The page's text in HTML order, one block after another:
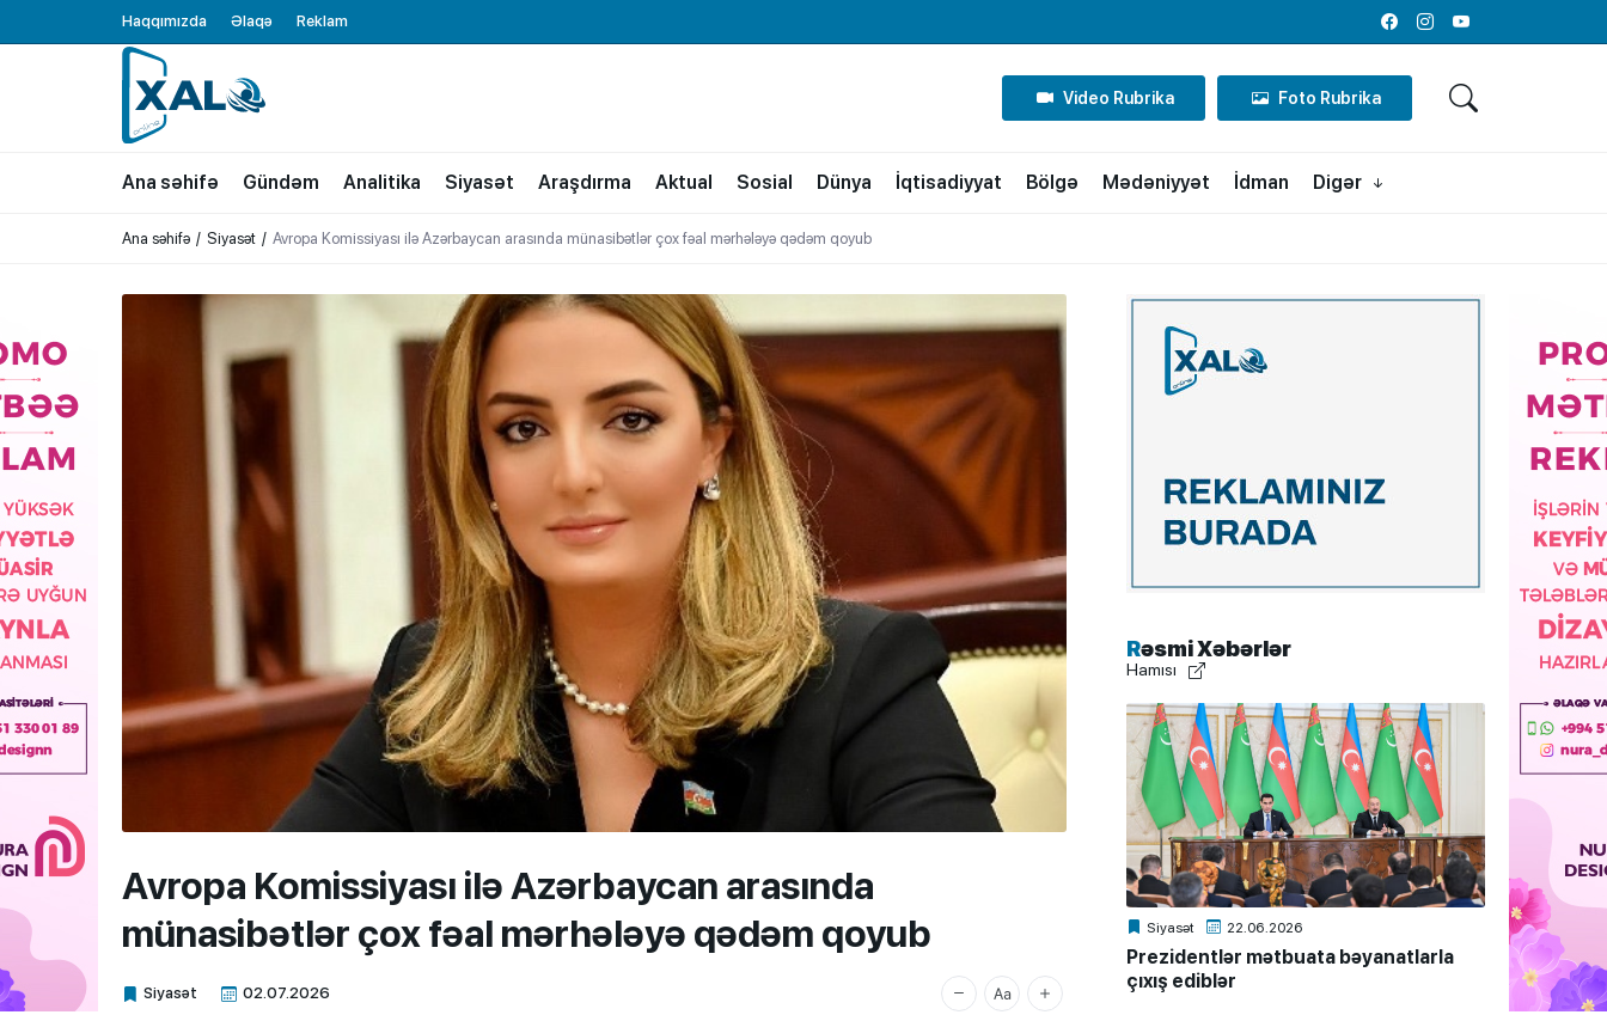
Haqqımızda Əlaqə Reklam
FacebookInstagramYoutube
XALQ.ONLINE
ONLAYN PLATFORMA
Video Rubrika Foto Rubrika
Ana səhifə Gündəm Analitika Siyasət Araşdırma Aktual Sosial Dünya İqtisadiyyat Bölgə Mədəniyyət İdman Digər
Ana səhifə Siyasət Avropa Komissiyası ilə Azərbaycan arasında münasibətlər çox fəal mərhələyə qədəm qoyub
Avropa Komissiyası ilə Azərbaycan arasında
münasibətlər çox fəal mərhələyə qədəm qoyub
Siyasət 02.07.2026
Xalq.Online
Rəsmi Xəbərlər
Hamısı
Siyasət 22.06.2026
Prezidentlər mətbuata bəyanatlarla
çıxış ediblər